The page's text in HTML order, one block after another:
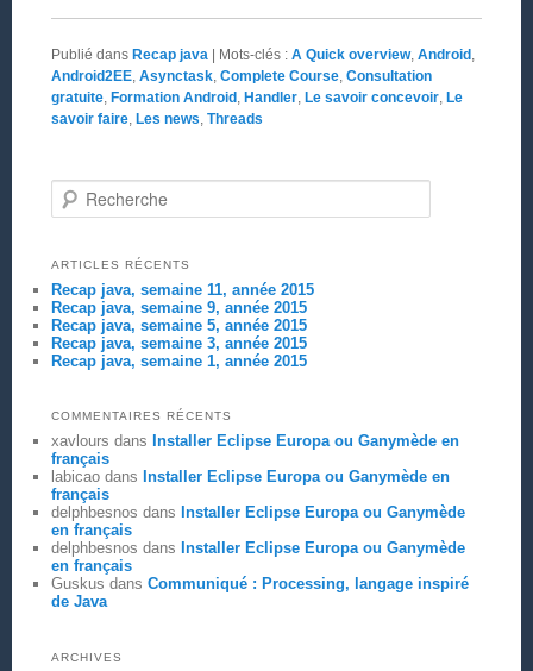
Publié dans Recap java Mots-clés : A Quick overview, Android ,
Android2EE, Asynctask, Complete Course, Consultation
gratuite, Formation Android , Handler, Le savoir concevoir, Le
savoir faire, Les news, Threads
Recherche
ARTICLES RÉCENTS
Recap java, semaine 11, année 2015
Recap java, semaine 9, année 2015
Recap java, semaine 5, année 2015
Recap java, semaine 3, année 2015
Recap java, semaine 1, année 2015
COMMENTAIRES RÉCENTS
xavlours dans Installer Eclipse Europa ou Ganymède en
français
labicaodans Installer Eclipse Europa ou Ganymède en
français
delphbesnos dans Installer Eclipse Europa ou Ganymède
en français
delphbesnos dans Installer Eclipse Europa ou Ganymède
en français
Guskus dans Communiqué : Processing, langage inspiré
de Java
ARCHIVES